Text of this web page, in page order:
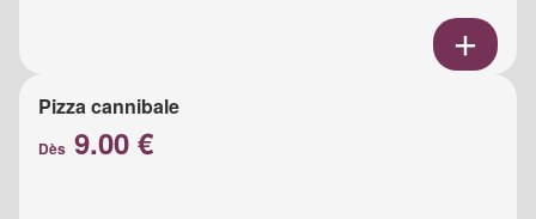
Pizza cannibale
Dès 9.00 €